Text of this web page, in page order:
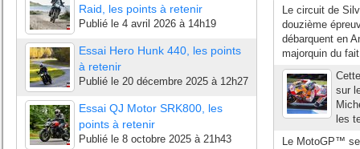
Raid, les points à retenir
Publié le 4 avril 2026 à 14h19
Essai Hero Hunk 440, les points
à retenir
Publié le 20 décembre 2025 à 12h27
Essai QJ Motor SRK800, les
points à retenir
Publié le 8 octobre 2025 à 21h43
Le circuit de
douzième
débarquent en
majorquin du
sur
les
Le MotoGP™